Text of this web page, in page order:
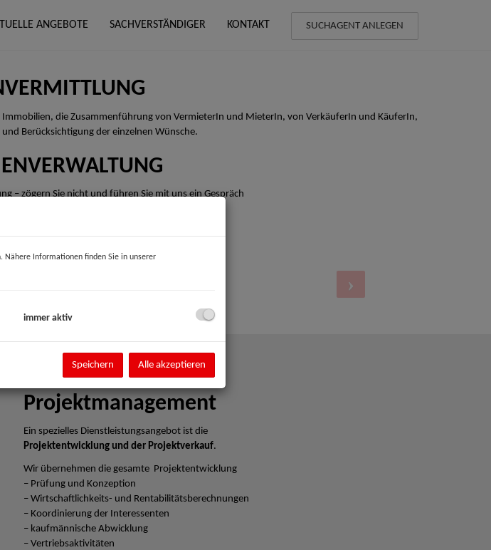
ANGEBOTE SACHVERSTÄNDIGER KONTAKT SUCHAGENT ANLEGEN
die Zusammenführung von VermieterIn und MieterIn, von VerkäuferIn und KäuferIn,
Berücksichtigung der einzelnen Wünsche.
– zögern Sie nicht und führen Sie mit uns ein Gespräch
Projektmanagement
Ein spezielles Dienstleistungsangebot ist die
Projektentwicklung und der Projektverkauf.
Wir übernehmen die gesamte Projektentwicklung
– Prüfung und Konzeption
– Wirtschaftlichkeits- und Rentabilitätsberechnungen
– Koordinierung der Interessenten
– kaufmännische Abwicklung
– Vertriebsaktivitäten
Nähere Informationen finden Sie in unserer
immer aktiv
Speichern Alle akzeptieren